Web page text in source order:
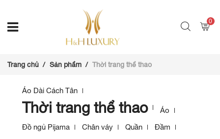
0
Trang chủ Sản phẩm Thời trang thể thao
Áo Dài Cách Tân
Thời trang thể thao
Áo
Đồ ngủ Pijama
Chân váy Quần
Đầm